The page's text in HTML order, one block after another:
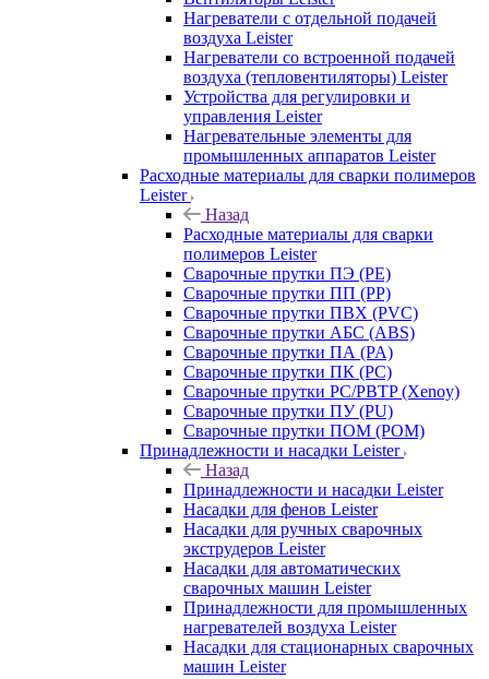
Нагреватели с отдельной подачей
воздуха Leister
Нагреватели со встроенной подачей
воздуха (тепловентиляторы) Leister
Устройства для регулировки и
управления Leister
Нагревательные элементы для
промышленных аппаратов Leister
Расходные материалы для сварки полимеров
Leister
Назад
Расходные материалы для сварки
полимеров Leister
Сварочные прутки ПЭ (PE)
Сварочные прутки ПП (PP)
Сварочные прутки ПВХ (PVC)
Сварочные прутки АБС (ABS)
Сварочные прутки ПА (PA)
Сварочные прутки ПК (PC)
Сварочные прутки PC/PBTP (Xenoy)
Сварочные прутки ПУ (PU)
Сварочные прутки ПОМ (POM)
Принадлежности и насадки Leister
Назад
Принадлежности и насадки Leister
Насадки для фенов Leister
Насадки для ручных сварочных
экструдеров Leister
Насадки для автоматических
сварочных машин Leister
Принадлежности для промышленных
нагревателей воздуха Leister
Насадки для стационарных сварочных
машин Leister